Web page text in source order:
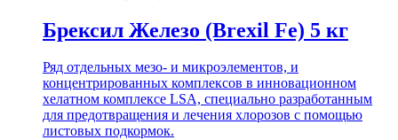
Брексил Железо (Brexil Fe) 5 кг
Ряд отдельных мезо- и микроэлементов, и
концентрированных комплексов в инновационном
хелатном комплексе LSA, специально разработанным
для предотвращения и лечения хлорозов с помощью
листовых подкормок.